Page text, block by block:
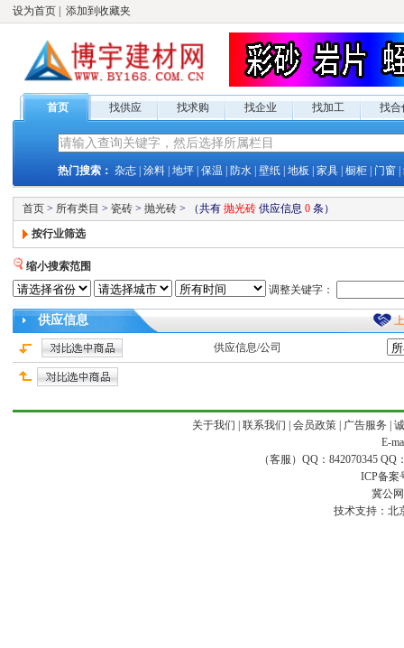
设为首页 添加到收藏夹
首页 找供应 找求购 找企业 找加工 找合
热门搜索： 杂志 涂料 地坪 保温 防水 壁纸 地板 家具 橱柜 门窗
首页 > 所有类目 > 瓷砖 > 抛光砖 > （共有 抛光砖 供应信息 0 条）
按行业筛选
缩小搜索范围
调整关键字：
供应信息
供应信息/公司
关于我们 联系我们 会员政策| 广告服务
E-
（客服）QQ：842070345 QQ
ICP备案
冀公
技术支持： 北